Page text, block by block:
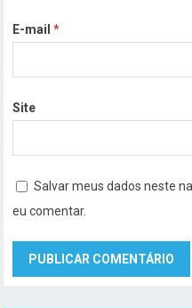
E-mail*
Site
Salvar meus dados neste
eu comentar.